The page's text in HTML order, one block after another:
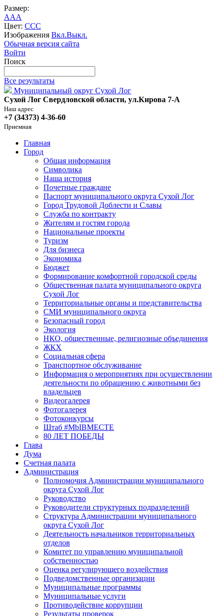
Размер:
AAA
Цвет: CCC
Изображения Вкл.Выкл.
Обычная версия сайта
Войти
Поиск
Все результаты
Муниципальный округ Сухой Лог
Сухой Лог Свердловской области, ул.Кирова 7-А
Наш адрес
+7 (34373) 4-36-60
Приемная
Главная
Город
Общая информация
Символика
Наша история
Почетные граждане
Паспорт муниципального округа Сухой Лог
Город Трудовой Доблести и Славы
Служба по контракту
Жителям и гостям города
Национальные проекты
Туризм
Для бизнеса
Экономика
Бюджет
Формирование комфортной городской среды
Общественная палата муниципального округа
Сухой Лог
Территориальные органы и представительства
СМИ муниципального округа
Безопасный город
Экология
НКО, общественные, религиозные объединения
ЖКХ
Социальная сфера
Транспортное обслуживание
Информация о мероприятиях при осуществлении
деятельности по обращению с животными без
владельцев
Видеогалерея
Фотогалерея
Фотоконкурсы
Штаб #MbIBMECTE
80 ЛЕТ ПОБЕДЫ
Глава
Дума
Счетная палата
Администрация
Полномочия Администрации муниципального
округа Сухой Лог
Руководство
Руководители структурных подразделений
Структура Администрации муниципального
округа Сухой Лог
Деятельность начальников территориальных
отделов
Комитет по управлению муниципальной
собственностью
Оценка регулирующего воздействия
Подведомственные организации
Муниципальные программы
Муниципальные услуги
Противодействие коррупции
Результаты проверок